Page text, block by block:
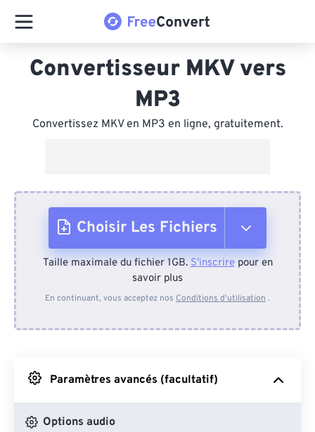
Convertisseur MKV vers
MP3
Convertissez MKV en MP3 en ligne, gratuitement.
Choisir Les Fichiers
Depuis l'appareil
Depuis Google Drive
Depuis OneDrive
Taille maximale du fichier 1GB.S'inscrirepour en
savoir plus
En continuant, vous acceptez nos Conditions d'utilisation .
Paramètres avancés (facultatif)
Options audio